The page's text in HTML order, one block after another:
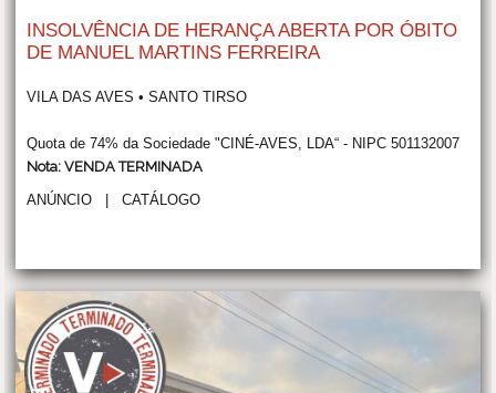
INSOLVÊNCIA DE HERANÇA ABERTA POR ÓBITO
DE MANUEL MARTINS FERREIRA
VILA DAS AVES • SANTO TIRSO
Quota de 74% da Sociedade "CINÉ-AVES, LDA“ - NIPC 501132007
Nota: VENDA TERMINADA
ANÚNCIO |CATÁLOGO